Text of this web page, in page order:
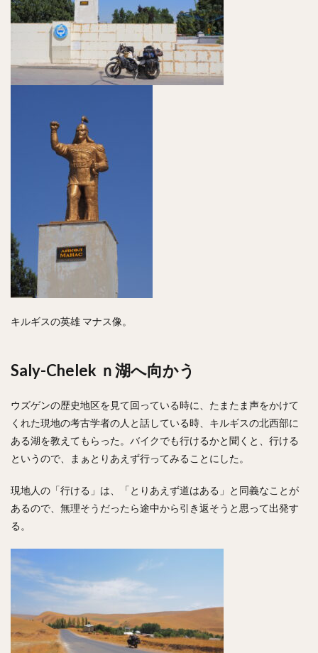
キルギスの英雄 マナス像。
Saly-Chelek ｎ湖へ向かう
ウズゲンの歴史地区を見て回っている時に、たまたま声をかけて
くれた現地の考古学者の人と話している時、キルギスの北西部に
ある湖を教えてもらった。バイクでも行けるかと聞くと、行ける
というので、まぁとりあえず行ってみることにした。
現地人の「行ける」は、「とりあえず道はある」と同義なことが
あるので、無理そうだったら途中から引き返そうと思って出発す
る。